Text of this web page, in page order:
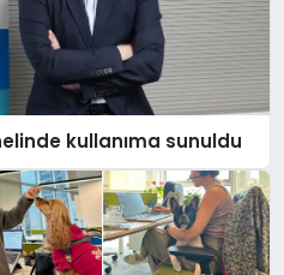
kullanıma sunuldu